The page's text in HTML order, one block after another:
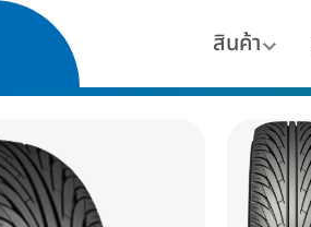
สินค้า